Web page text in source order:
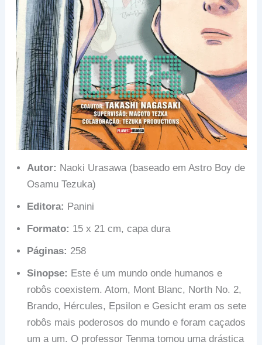
Autor: Naoki Urasawa (baseado em Astro Boy de
Osamu Tezuka)
Editora: Panini
Formato: 15 x 21 cm, capa dura
Páginas: 258
Sinopse: Este é um mundo onde humanos e
robôs coexistem. Atom, Mont Blanc, North No. 2,
Brando, Hércules, Epsilon e Gesicht eram os sete
robôs mais poderosos do mundo e foram caçados
um a um. O professor Tenma tomou uma drástica